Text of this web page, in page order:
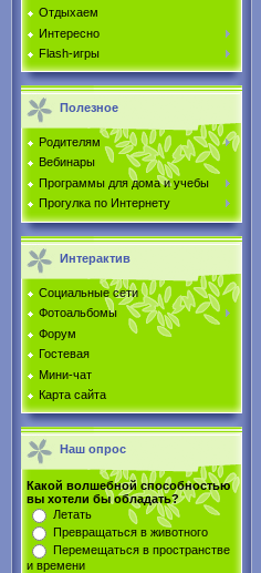
Отдыхаем
Интересно
Flash-игры
Полезное
Родителям
Вебинары
Программы для дома и учебы
Прогулка по Интернету
Интерактив
Социальные сети
Фотоальбомы
Форум
Гостевая
Мини-чат
Карта сайта
Наш опрос
Какой волшебной способностью
вы хотели бы обладать?
Летать
Превращаться в животного
Перемещаться в пространстве
и времени